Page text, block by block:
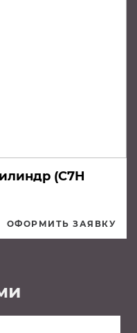
(C7H
ОФОРМИТЬ ЗАЯВКУ